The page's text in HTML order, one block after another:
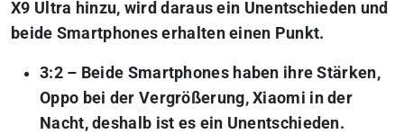
X9 Ultra hinzu, wird daraus ein Unentschieden und
beide Smartphones erhalten einen Punkt.
3:2 – Beide Smartphones haben ihre Stärken,
Oppo bei der Vergrößerung, Xiaomi in der
Nacht, deshalb ist es ein Unentschieden.